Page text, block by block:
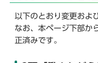
以下のとおり変更およ
なお、本ページ下部か
正済みです。